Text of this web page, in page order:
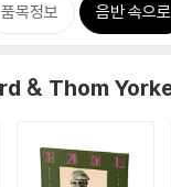
품목정보 음반 속으로